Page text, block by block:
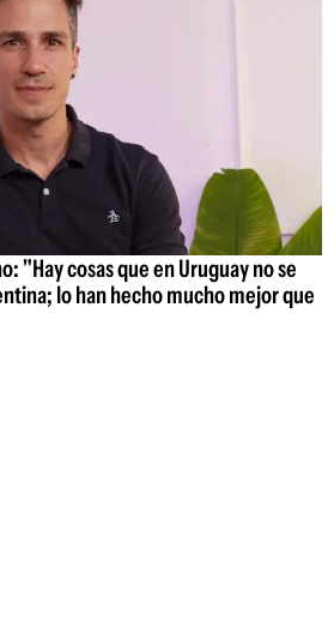
"Hay cosas que en Uruguay no se
lo han hecho mucho mejor que